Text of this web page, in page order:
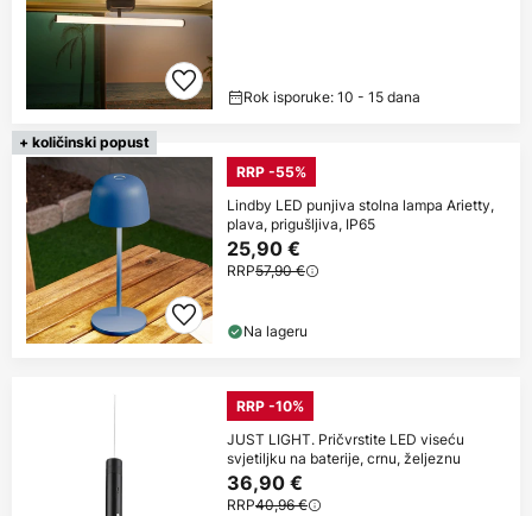
Rok isporuke: 10 - 15 dana
+ količinski popust
RRP -55%
Lindby LED punjiva stolna lampa Arietty,
plava, prigušljiva, IP65
25,90 €
RRP57,90 €
Na lageru
RRP -10%
JUST LIGHT. Pričvrstite LED viseću
svjetiljku na baterije, crnu, željeznu
36,90 €
RRP40,96 €